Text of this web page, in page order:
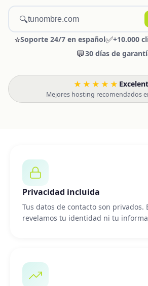
🔍
⭐Soporte 24/7 en español✅+10.000
💬30 días de
★★★★★
Mejores hosting recomendados
Privacidad incluida
Tus datos de contacto son privados.
revelamos tu identidad ni tu